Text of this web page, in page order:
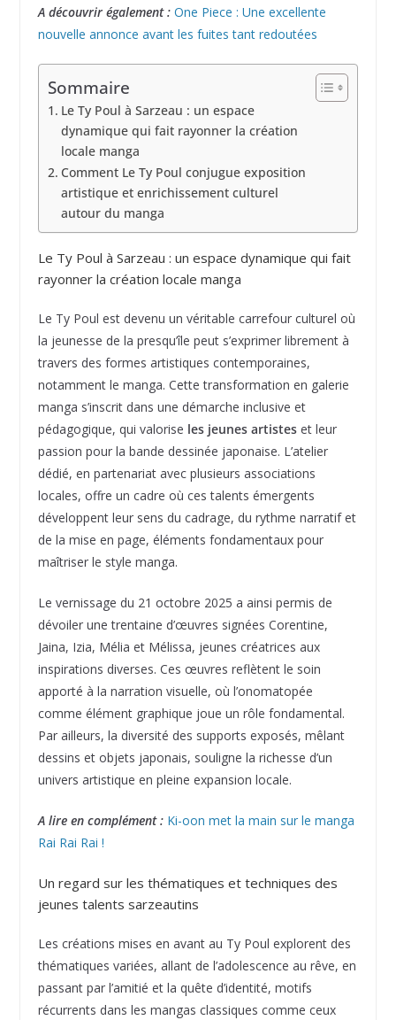
A découvrir également : One Piece : Une excellente
nouvelle annonce avant les fuites tant redoutées
Sommaire
Le Ty Poul à Sarzeau : un espace
dynamique qui fait rayonner la création
locale manga
Comment Le Ty Poul conjugue exposition
artistique et enrichissement culturel
autour du manga
Le Ty Poul à Sarzeau : un espace dynamique qui fait
rayonner la création locale manga
Le Ty Poul est devenu un véritable carrefour culturel où
la jeunesse de la presqu’île peut s’exprimer librement à
travers des formes artistiques contemporaines,
notamment le manga. Cette transformation en galerie
manga s’inscrit dans une démarche inclusive et
pédagogique, qui valorise les jeunes artisteset leur
passion pour la bande dessinée japonaise. L’atelier
dédié, en partenariat avec plusieurs associations
locales, offre un cadre où ces talents émergents
développent leur sens du cadrage, du rythme narratif et
de la mise en page, éléments fondamentaux pour
maîtriser le style manga.
Le vernissage du 21 octobre 2025 a ainsi permis de
dévoiler une trentaine d’œuvres signées Corentine,
Jaina, Izia, Mélia et Mélissa, jeunes créatrices aux
inspirations diverses. Ces œuvres reflètent le soin
apporté à la narration visuelle, où l’onomatopée
comme élément graphique joue un rôle fondamental.
Par ailleurs, la diversité des supports exposés, mêlant
dessins et objets japonais, souligne la richesse d’un
univers artistique en pleine expansion locale.
A lire en complément : Ki-oon met la main sur le manga
Rai Rai Rai !
Un regard sur les thématiques et techniques des
jeunes talents sarzeautins
Les créations mises en avant au Ty Poul explorent des
thématiques variées, allant de l’adolescence au rêve, en
passant par l’amitié et la quête d’identité, motifs
récurrents dans les mangas classiques comme ceux